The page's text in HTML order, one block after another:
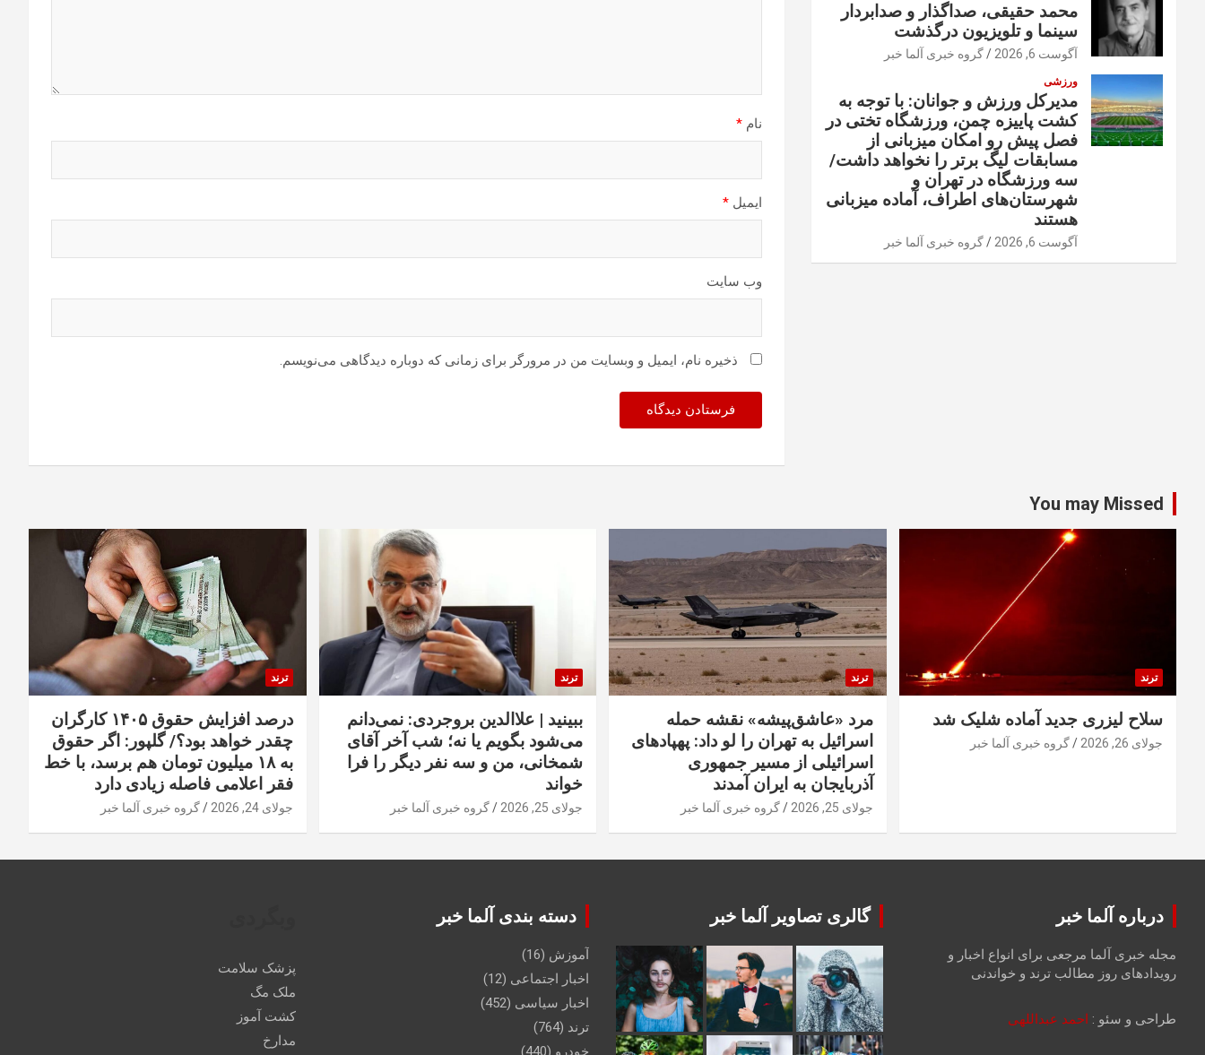
نام *
ایمیل *
وب‌ سایت
ذخیره نام، ایمیل و وبسایت من در مرورگر برای زمانی که دوباره دیدگاهی می‌نویسم.
محمد حقیقی، صداگذار و صدابردار
سینما و تلویزیون درگذشت
آگوست 6, 2026 گروه خبری آلما خبر
ورزشی
مدیرکل ورزش و جوانان: با توجه به
کشت پاییزه چمن، ورزشگاه تختی در
فصل پیش رو امکان میزبانی از
مسابقات لیگ برتر را نخواهد داشت/
سه ورزشگاه در تهران و
شهرستان‌های اطراف، آماده میزبانی
هستند
آگوست 6, 2026 گروه خبری آلما خبر
You may Missed
ترند
سلاح لیزری جدید آماده شلیک شد
جولای 26, 2026 گروه خبری آلما خبر
ترند
مرد «عاشق‌پیشه» نقشه حمله
اسرائیل به تهران را لو داد: پهپادهای
اسرائیلی از مسیر جمهوری
آذربایجان به ایران آمدند
جولای 25, 2026 گروه خبری آلما خبر
ترند
ببینید | علاالدین بروجردی: نمی‌دانم
می‌شود بگویم یا نه؛ شب آخر آقای
شمخانی، من و سه نفر دیگر را فرا
خواند
جولای 25, 2026 گروه خبری آلما خبر
ترند
درصد افزایش حقوق ۱۴۰۵ کارگران
چقدر خواهد بود؟/ گلپور: اگر حقوق
به ۱۸ میلیون تومان هم برسد، با خط
فقر اعلامی فاصله زیادی دارد
جولای 24, 2026 گروه خبری آلما خبر
درباره آلما خبر
مجله خبری آلما مرجعی برای انواع اخبار و
رویدادهای روز مطالب ترند و خواندنی
طراحی و سئو : احمد عبداللهی
گالری تصاویر آلما خبر دسته بندی آلما خبر
آموزش (16)
اخبار اجتماعی (12)
اخبار سیاسی (452)
ترند (764)
خودرو (440)
پزشک سلامت
ملک مگ
کشت آموز
مدارخ